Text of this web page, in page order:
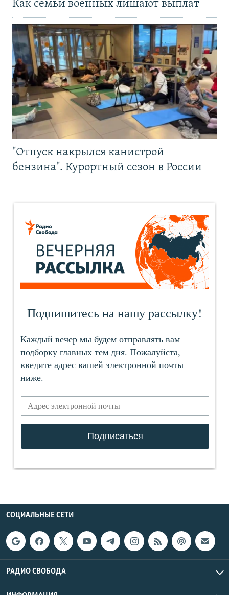
Как семьи военных лишают выплат
"Отпуск накрылся канистрой
бензина". Курортный сезон в России
СОЦИАЛЬНЫЕ СЕТИ
РАДИО СВОБОДА